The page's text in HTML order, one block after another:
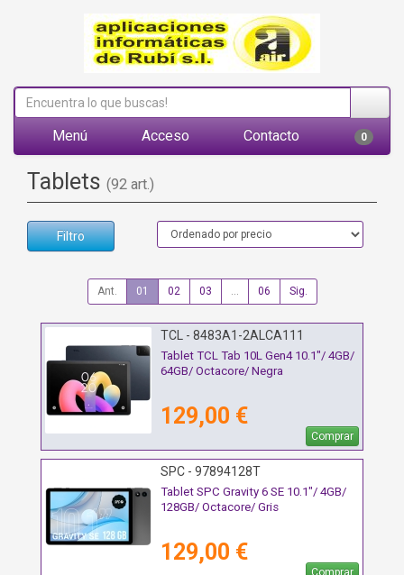
Menú Acceso Contacto 0
Tablets (92 art.)
Filtro
Ant. 01 02 03 ... 06 Sig.
TCL - 8483A1-2ALCA111
Tablet TCL Tab 10L Gen4 10.1"/ 4GB/
64GB/ Octacore/ Negra
129,00 €
Comprar
SPC - 97894128T
Tablet SPC Gravity 6 SE 10.1"/ 4GB/
128GB/ Octacore/ Gris
129,00 €
Comprar